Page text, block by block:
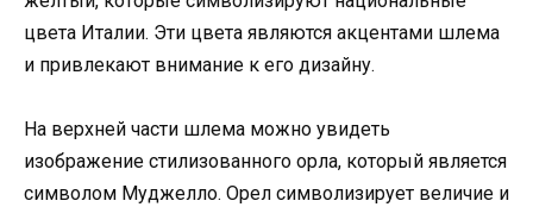
цвета Италии. Эти цвета являются акцентами шлема
и привлекают внимание к его дизайну.
На верхней части шлема можно увидеть
изображение стилизованного орла, который является
символом Муджелло. Орел символизирует величие и